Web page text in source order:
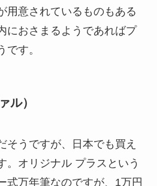
用意されているものもある
におさまるようであればプ
です。
ル）
そうですが、日本でも買え
。オリジナル プラスという
式万年筆なのですが、1万円